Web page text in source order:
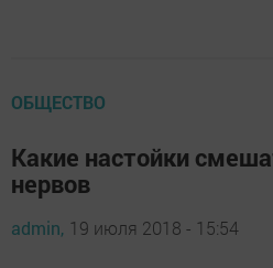
ОБЩЕСТВО
Какие настойки
нервов
admin, 19 июля 2018 - 15:54